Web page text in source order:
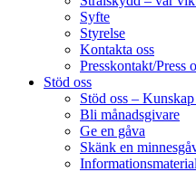
Syfte
Styrelse
Kontakta oss
Presskontakt/Press
Stöd oss
Stöd oss –
Bli månadsgivare
Ge en gåva
Skänk en
Informationsmaterial